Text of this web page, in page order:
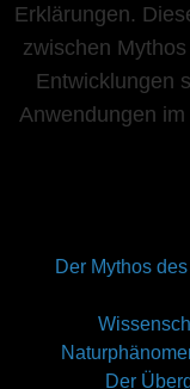
Erklärungen.
zwischen
Entwicklungen
Anwendungen
Der Mythos
Der